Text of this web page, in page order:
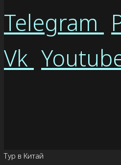
Telegram
Vk
Тур в Китай